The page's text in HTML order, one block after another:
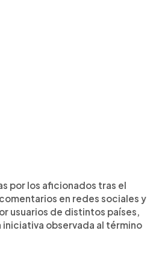
por los aficionados tras el
en redes sociales y
usuarios de distintos países,
observada al término